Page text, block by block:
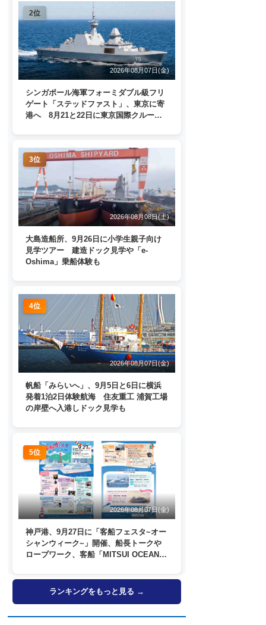
2位
2026年08月07日(金)
シンガポール海軍フォーミダブル級フリ
ゲート「ステッドファスト」、東京に寄
港へ 8月21と22日に東京国際クルーズ
3位
2026年08月08日(土)
大島造船所、9月26日に小学生親子向け
見学ツアー 建造ドック見学や「e-
Oshima」乗船体験も
4位
2026年08月07日(金)
帆船「みらいへ」、9月5日と6日に横浜
発着1泊2日体験航海 住友重工 浦賀工場
の岸壁へ入港しドック見学も
5位
2026年08月07日(金)
神戸港、9月27日に「客船フェスタ~オー
シャンウィーク~」開催、船長トークや
ロープワーク、客船「MITSUI OCEAN
ランキングをもっと見る →